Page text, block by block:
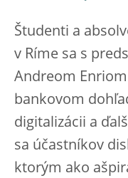
Študenti a
v Ríme sa s
Andreom
bankovom
digitalizácii a
sa účastníkov
ktorým ako